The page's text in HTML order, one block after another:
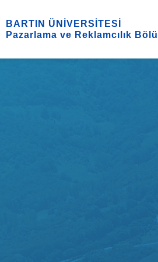
BARTIN ÜNİVERSİTESİ
Pazarlama ve Reklamcılık